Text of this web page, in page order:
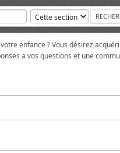
enfance ? Vous désirez
a vos questions et une